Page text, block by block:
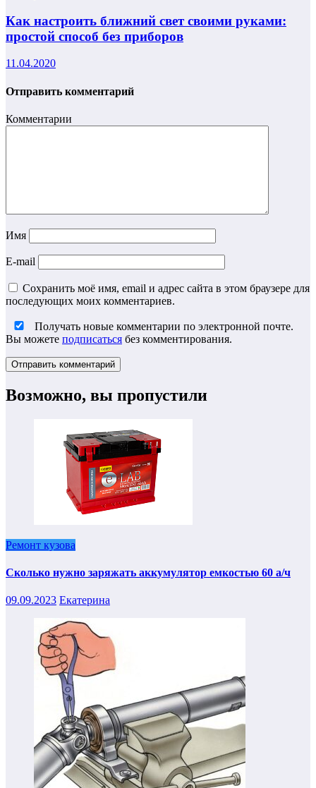
Как настроить ближний свет своими руками:
простой способ без приборов
11.04.2020
Отправить комментарий
Комментарии
Имя
E-mail
Сохранить моё имя, email и адрес сайта в этом браузере для
последующих моих комментариев.
Получать новые комментарии по электронной почте.
Вы можете подписаться без комментирования.
Возможно, вы пропустили
Ремонт кузова
Сколько нужно заряжать аккумулятор емкостью 60 а/ч
09.09.2023 Екатерина